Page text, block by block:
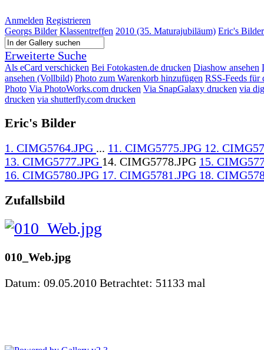
Anmelden Registrieren
Georgs Bilder Klassentreffen 2010 (35. Maturajubiläum) Eric's Bilder
Erweiterte Suche
Als eCard verschicken Bei Fotokasten.de drucken Diashow ansehen
ansehen (Vollbild) Photo zum Warenkorb hinzufügen RSS-Feeds für
Photo Via PhotoWorks.com drucken Via SnapGalaxy drucken via
drucken via shutterfly.com drucken
Eric's Bilder
1. CIMG5764.JPG ... 11. CIMG5775.JPG 12.
13. CIMG5777.JPG 14. CIMG5778.JPG 15.
16. CIMG5780.JPG 17. CIMG5781.JPG 18.
Zufallsbild
010_Web.jpg
Datum: 09.05.2010 Betrachtet: 51133 mal